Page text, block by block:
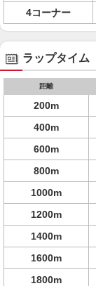
4コーナー
ラップタイム
距離
200m
400m
600m
800m
1000m
1200m
1400m
1600m
1800m